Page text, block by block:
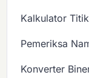
Kalkulator
Pemeriksa
Konverter